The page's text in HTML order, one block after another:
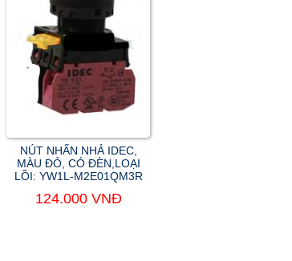
NÚT NHẤN NHẢ IDEC,
MÀU ĐỎ, CÓ ĐÈN,LOẠI
LỒI: YW1L-M2E01QM3R
124.000 VNĐ